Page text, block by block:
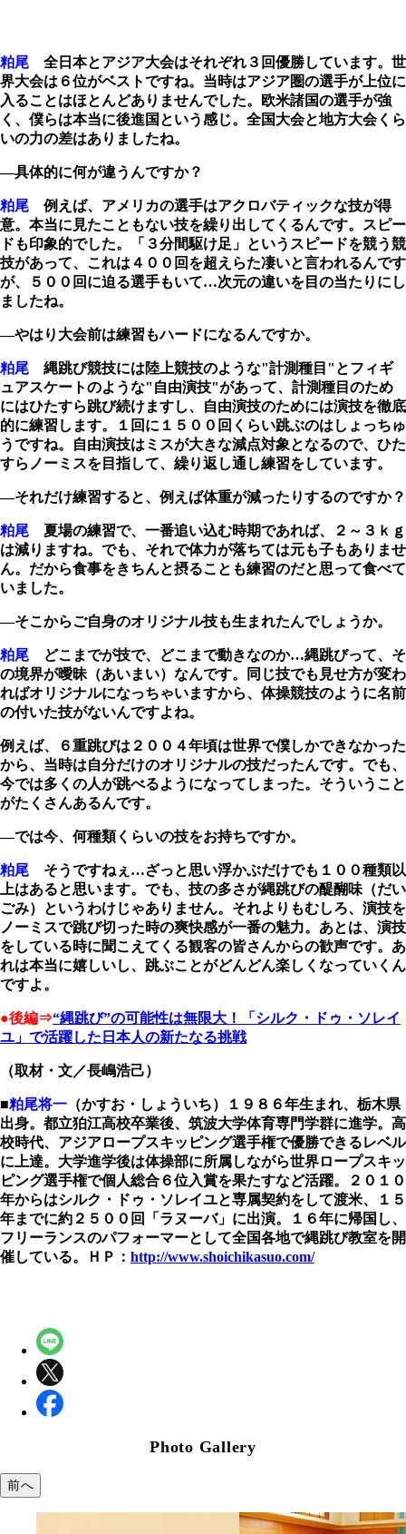
粕尾 全日本とアジア大会はそれぞれ３回優勝しています。世
界大会は６位がベストですね。当時はアジア圏の選手が上位に
入ることはほとんどありませんでした。欧米諸国の選手が強
く、僕らは本当に後進国という感じ。全国大会と地方大会くら
いの力の差はありましたね。
―具体的に何が違うんですか？
粕尾 例えば、アメリカの選手はアクロバティックな技が得
意。本当に見たこともない技を繰り出してくるんです。スピー
ドも印象的でした。「３分間駆け足」というスピードを競う競
技があって、これは４００回を超えらた凄いと言われるんです
が、５００回に迫る選手もいて…次元の違いを目の当たりにし
ましたね。
―やはり大会前は練習もハードになるんですか。
粕尾 縄跳び競技には陸上競技のような"計測種目"とフィギ
ュアスケートのような"自由演技"があって、計測種目のため
にはひたすら跳び続けますし、自由演技のためには演技を徹底
的に練習します。１回に１５００回くらい跳ぶのはしょっちゅ
うですね。自由演技はミスが大きな減点対象となるので、ひた
すらノーミスを目指して、繰り返し通し練習をしています。
―それだけ練習すると、例えば体重が減ったりするのですか？
粕尾 夏場の練習で、一番追い込む時期であれば、２～３ｋｇ
は減りますね。でも、それで体力が落ちては元も子もありませ
ん。だから食事をきちんと摂ることも練習のだと思って食べて
いました。
―そこからご自身のオリジナル技も生まれたんでしょうか。
粕尾 どこまでが技で、どこまで動きなのか…縄跳びって、そ
の境界が曖昧（あいまい）なんです。同じ技でも見せ方が変わ
ればオリジナルになっちゃいますから、体操競技のように名前
の付いた技がないんですよね。
例えば、６重跳びは２００４年頃は世界で僕しかできなかった
から、当時は自分だけのオリジナルの技だったんです。でも、
今では多くの人が跳べるようになってしまった。そういうこと
がたくさんあるんです。
―では今、何種類くらいの技をお持ちですか。
粕尾 そうですねぇ…ざっと思い浮かぶだけでも１００種類以
上はあると思います。でも、技の多さが縄跳びの醍醐味（だい
ごみ）というわけじゃありません。それよりもむしろ、演技を
ノーミスで跳び切った時の爽快感が一番の魅力。あとは、演技
をしている時に聞こえてくる観客の皆さんからの歓声です。あ
れは本当に嬉しいし、跳ぶことがどんどん楽しくなっていくん
ですよ。
●後編⇒“縄跳び”の可能性は無限大！「シルク・ドゥ・ソレイ
ユ」で活躍した日本人の新たなる挑戦
（取材・文／長嶋浩己）
■粕尾将一 （かすお・しょういち）１９８６年生まれ、栃木県
出身。都立狛江高校卒業後、筑波大学体育専門学群に進学。高
校時代、アジアロープスキッピング選手権で優勝できるレベル
に上達。大学進学後は体操部に所属しながら世界ロープスキッ
ピング選手権で個人総合６位入賞を果たすなど活躍。２０１０
年からはシルク・ドゥ・ソレイユと専属契約をして渡米、１５
年までに約２５００回「ラヌーバ」に出演。１６年に帰国し、
フリーランスのパフォーマーとして全国各地で縄跳び教室を開
催している。ＨＰ： http://www.shoichikasuo.com/
Photo Gallery
前へ